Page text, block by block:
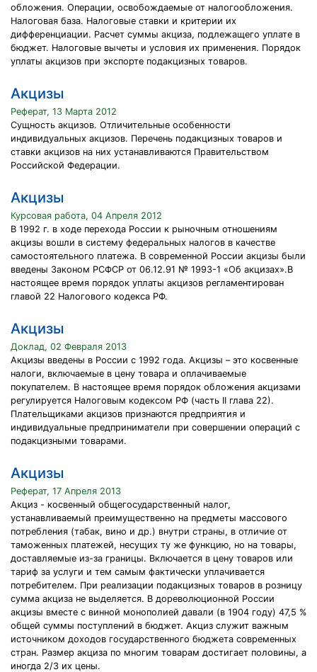
обложения. Операции, освобождаемые от налогообложения.
Налоговая база. Налоговые ставки и критерии их
дифференциации. Расчет суммы акциза, подлежащего уплате в
бюджет. Налоговые вычеты и условия их применения. Порядок
уплаты акцизов при экспорте подакцизных товаров.
Акцизы
Реферат, 13 Марта 2012
Сущность акцизов. Отличительные особенности
индивидуальных акцизов. Перечень подакцизных товаров и
ставки акцизов на них устанавливаются Правительством
Российской Федерации.
Акцизы
Курсовая работа, 04 Апреля 2012
В 1992 г. в ходе перехода России к рыночным отношениям
акцизы вошли в систему федеральных налогов в качестве
самостоятельного платежа. В современной России акцизы были
введены Законом РСФСР от 06.12.91 № 1993-1 «Об акцизах».В
настоящее время порядок уплаты акцизов регламентирован
главой 22 Налогового кодекса РФ.
Акцизы
Доклад, 02 Февраля 2013
Акцизы введены в России с 1992 года. Акцизы – это косвенные
налоги, включаемые в цену товара и оплачиваемые
покупателем. В настоящее время порядок обложения акцизами
регулируется Налоговым кодексом РФ (часть II глава 22).
Плательщиками акцизов признаются предприятия и
индивидуальные предприниматели при совершении операций с
подакцизными товарами.
Акцизы
Реферат, 17 Апреля 2013
Акциз - косвенный общегосударственный налог,
устанавливаемый преимущественно на предметы массового
потребления (табак, вино и др.) внутри страны, в отличие от
таможенных платежей, несущих ту же функцию, но на товары,
доставляемые из-за границы. Включается в цену товаров или
тариф за услуги и тем самым фактически уплачивается
потребителем. При реализации подакцизных товаров в розницу
сумма акциза не выделяется. В дореволюционной России
акцизы вместе с винной монополией давали (в 1904 году) 47,5 %
общей суммы поступлений в бюджет. Акциз служит важным
источником доходов государственного бюджета современных
стран. Размер акциза по многим товарам достигает половины, а
иногда 2/3 их цены.